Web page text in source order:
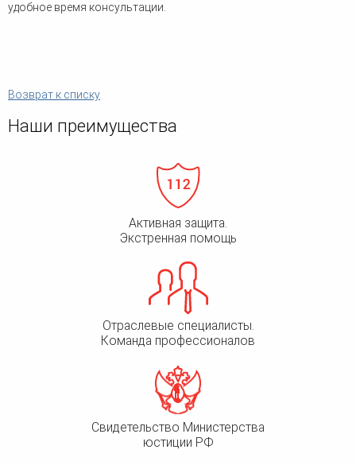
удобное время консультации.
Возврат к списку
Наши преимущества
Активная защита.
Экстренная помощь
Отраслевые специалисты.
Команда профессионалов
Свидетельство Министерства
юстиции РФ